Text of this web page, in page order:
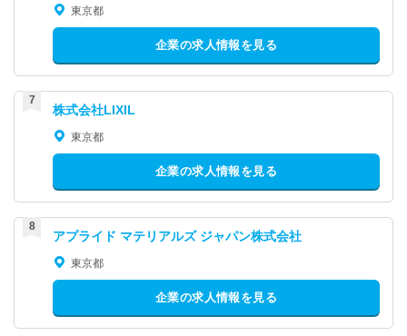
東京都
企業の求人情報を見る
株式会社LIXIL
東京都
企業の求人情報を見る
アプライド マテリアルズ ジャパン株式会社
東京都
企業の求人情報を見る